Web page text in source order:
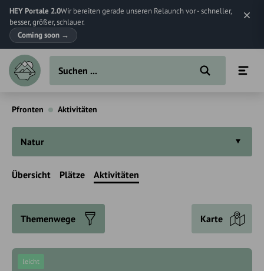
HEY Portale 2.0Wir bereiten gerade unseren Relaunch vor - schneller,
besser, größer, schlauer.
Coming soon →
Pfronten Aktivitäten
Natur
Übersicht Plätze Aktivitäten
Themenwege Karte
leicht